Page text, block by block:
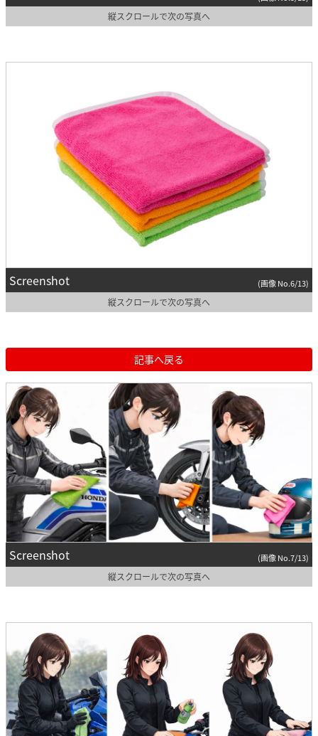
縦スクロールで次の写真へ
Screenshot (画像 No.6/13)
縦スクロールで次の写真へ
記事へ戻る
Screenshot (画像 No.7/13)
縦スクロールで次の写真へ